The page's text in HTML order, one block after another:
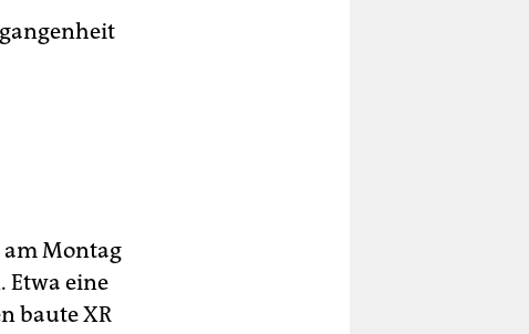
am Montag
eine
baute XR